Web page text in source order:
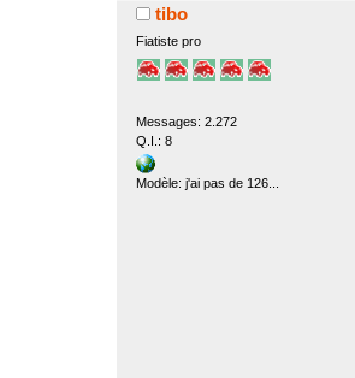
tibo
Fiatiste pro
Messages: 2.272
Q.I.: 8
Modèle: j'ai pas de 126...